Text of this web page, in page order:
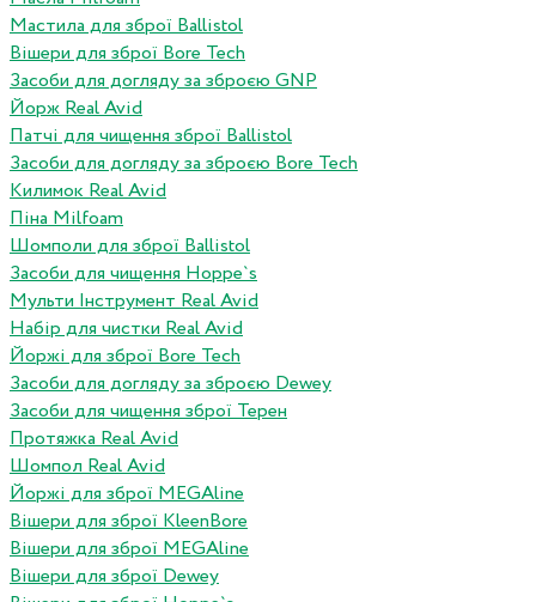
Мастила для зброї Ballistol
Вішери для зброї Bore Tech
Засоби для догляду за зброєю GNP
Йорж Real Avid
Патчі для чищення зброї Ballistol
Засоби для догляду за зброєю Bore Tech
Килимок Real Avid
Піна Milfoam
Шомполи для зброї Ballistol
Засоби для чищення Hoppe`s
Мульти Інструмент Real Avid
Набір для чистки Real Avid
Йоржі для зброї Bore Tech
Засоби для догляду за зброєю Dewey
Засоби для чищення зброї Терен
Протяжка Real Avid
Шомпол Real Avid
Йоржі для зброї MEGAline
Вішери для зброї KleenBore
Вішери для зброї MEGAline
Вішери для зброї Dewey